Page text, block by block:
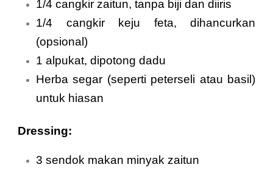
1/4 cangkir zaitun, tanpa biji dan diiris
1/4 cangkir keju feta, dihancurkan
(opsional)
1 alpukat, dipotong dadu
Herba segar (seperti peterseli atau basil)
untuk hiasan
Dressing:
3 sendok makan minyak zaitun